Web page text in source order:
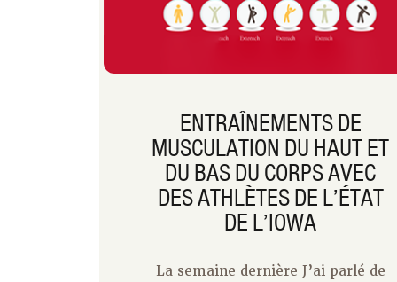
ENTRAÎNEMENTS DE
MUSCULATION DU HAUT ET
DU BAS DU CORPS AVEC
DES ATHLÈTES DE L’ÉTAT
DE L’IOWA
La semaine dernière J’ai parlé de